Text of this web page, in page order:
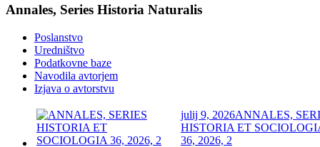
Annales, Series Historia Naturalis
Poslanstvo
Uredništvo
Podatkovne baze
Navodila avtorjem
Izjava o avtorstvu
julij 9, 2026ANNALES,
HISTORIA ET
36, 2026, 2